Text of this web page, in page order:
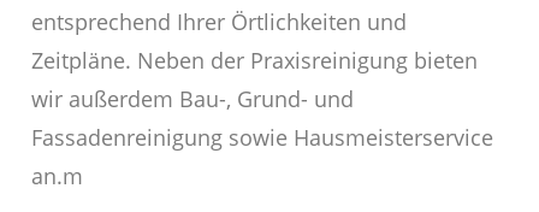
entsprechend Ihrer Örtlichkeiten und
Zeitpläne. Neben der Praxisreinigung bieten
wir außerdem Bau-, Grund- und
Fassadenreinigung sowie Hausmeisterservice
an.m